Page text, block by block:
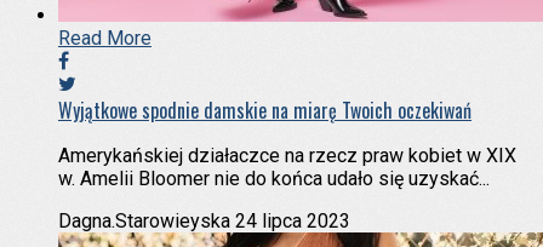
Read More
Wyjątkowe spodnie damskie na miarę Twoich oczekiwań
Amerykańskiej działaczce na rzecz praw kobiet w XIX
w. Amelii Bloomer nie do końca udało się uzyskać...
Dagna.Starowieyska 24 lipca 2023